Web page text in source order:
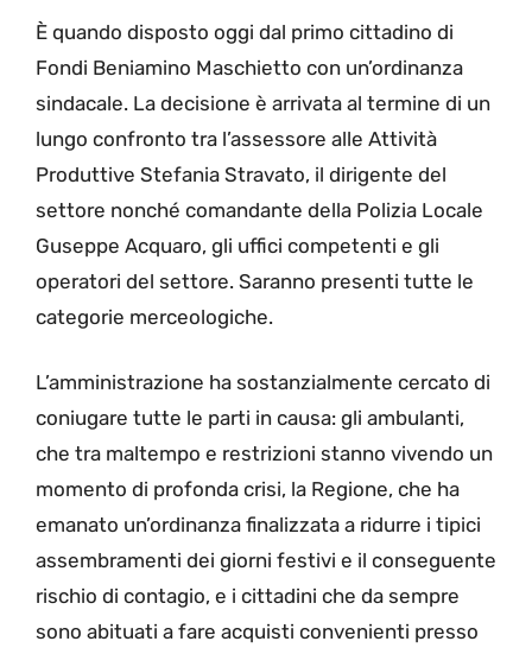
È quando disposto oggi dal primo cittadino di
Fondi Beniamino Maschietto con un’ordinanza
sindacale. La decisione è arrivata al termine di un
lungo confronto tra l’assessore alle Attività
Produttive Stefania Stravato, il dirigente del
settore nonché comandante della Polizia Locale
Guseppe Acquaro, gli uffici competenti e gli
operatori del settore. Saranno presenti tutte le
categorie merceologiche.
L’amministrazione ha sostanzialmente cercato di
coniugare tutte le parti in causa: gli ambulanti,
che tra maltempo e restrizioni stanno vivendo un
momento di profonda crisi, la Regione, che ha
emanato un’ordinanza finalizzata a ridurre i tipici
assembramenti dei giorni festivi e il conseguente
rischio di contagio, e i cittadini che da sempre
sono abituati a fare acquisti convenienti presso